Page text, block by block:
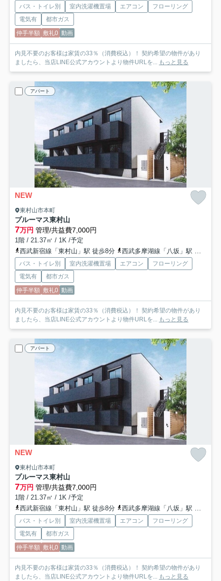
バス・トイレ別 室内洗濯機置場 エアコン
フローリング
電気有
都市ガス
仲手半額 敷礼0 動画
内見不要のお客様は家賃の33％（消費税込）！ 契約希望の物件があり
ましたら、当店LINE公式アカウントより物件URLを... もっと見る
アパート
NEW
東村山市本町
プルーマス東村山
7万円 管理/共益費7,000円
1階 / 21.37㎡ / 1K /予定
西武新宿線「東村山」駅 徒歩8分
西武多摩湖線「八坂」駅 徒歩25分
バス・トイレ別 室内洗濯機置場 エアコン
フローリング
電気有
都市ガス
仲手半額 敷礼0 動画
内見不要のお客様は家賃の33％（消費税込）！ 契約希望の物件があり
ましたら、当店LINE公式アカウントより物件URLを... もっと見る
アパート
NEW
東村山市本町
プルーマス東村山
7万円 管理/共益費7,000円
1階 / 21.37㎡ / 1K /予定
西武新宿線「東村山」駅 徒歩8分
西武多摩湖線「八坂」駅 徒歩25分
バス・トイレ別 室内洗濯機置場 エアコン
フローリング
電気有
都市ガス
仲手半額 敷礼0 動画
内見不要のお客様は家賃の33％（消費税込）！ 契約希望の物件があり
ましたら、当店LINE公式アカウントより物件URLを... もっと見る